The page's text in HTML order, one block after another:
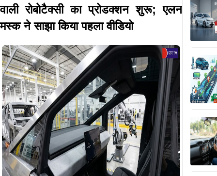
वाली रोबोटैक्सी का प्रोडक्शन शुरू; एलन
मस्क ने साझा किया पहला वीडियो